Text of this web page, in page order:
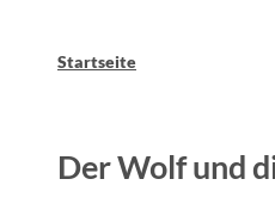
Startseite
Der Wolf und